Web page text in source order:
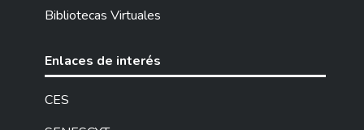
Bibliotecas Virtuales
Enlaces de interés
CES